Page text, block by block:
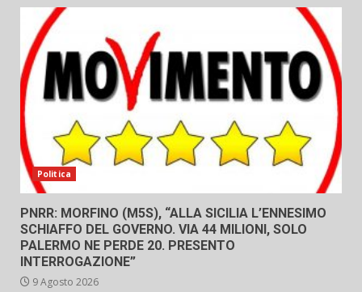
Politica
PNRR: MORFINO (M5S), “ALLA SICILIA L’ENNESIMO
SCHIAFFO DEL GOVERNO. VIA 44 MILIONI, SOLO
PALERMO NE PERDE 20. PRESENTO
INTERROGAZIONE”
9 Agosto 2026